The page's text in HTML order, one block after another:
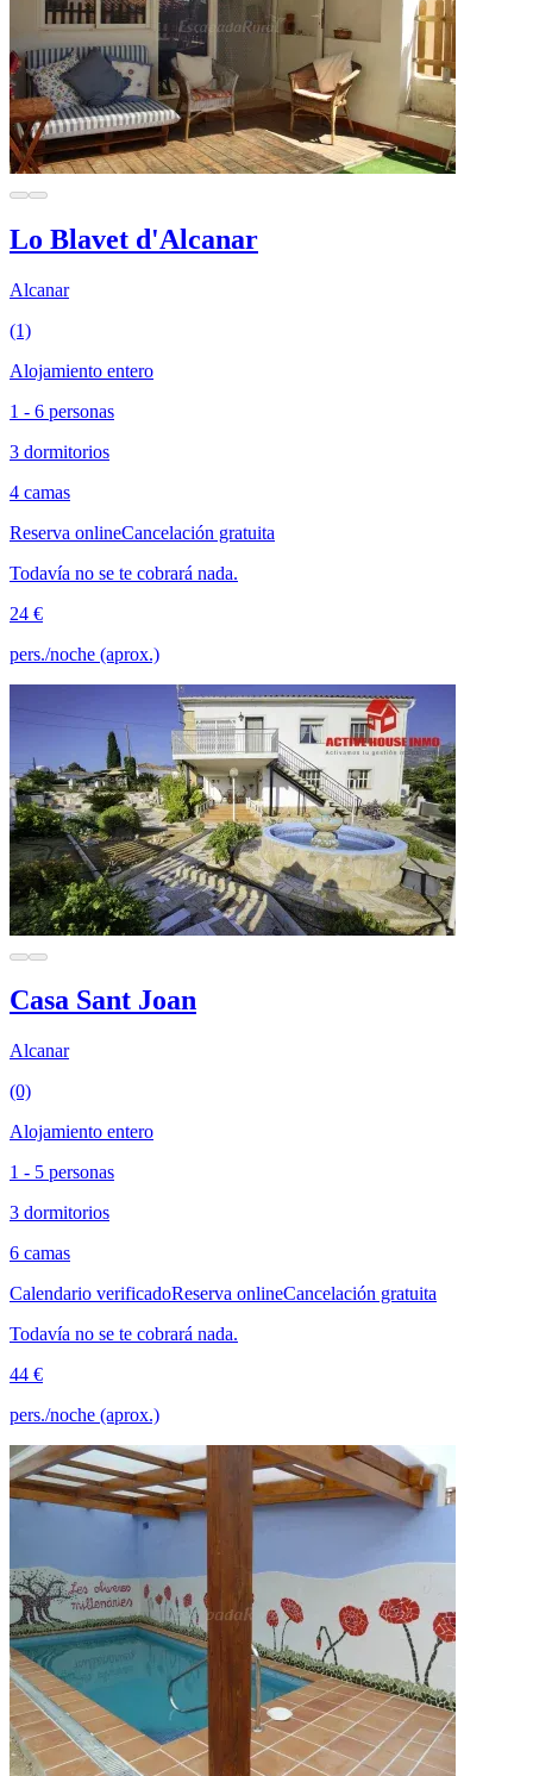
Lo Blavet d'Alcanar
Alcanar
(1)
Alojamiento entero
1 - 6 personas
3 dormitorios
4 camas
Reserva onlineCancelación gratuita
Todavía no se te cobrará nada.
24 €
pers./noche (aprox.)
Casa Sant Joan
Alcanar
(0)
Alojamiento entero
1 - 5 personas
3 dormitorios
6 camas
Calendario verificadoReserva onlineCancelación gratuita
Todavía no se te cobrará nada.
44 €
pers./noche (aprox.)